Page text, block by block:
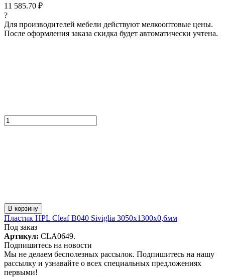
11 585.70 ₽
?
Для производителей мебели действуют мелкооптовые цены.
После оформления заказа скидка будет автоматически учтена.
В корзину
Пластик HPL Cleaf B040 Siviglia 3050x1300x0,6мм
Под заказ
Артикул: CLA0649.
Подпишитесь на новости
Мы не делаем бесполезных рассылок. Подпишитесь на нашу
рассылку и узнавайте о всех специальных предложениях
первыми!